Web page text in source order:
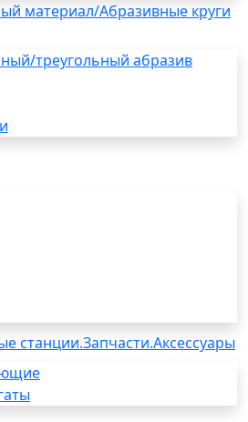
материал/Абразивные круги
треугольный абразив
станции.Запчасти.Аксессуары